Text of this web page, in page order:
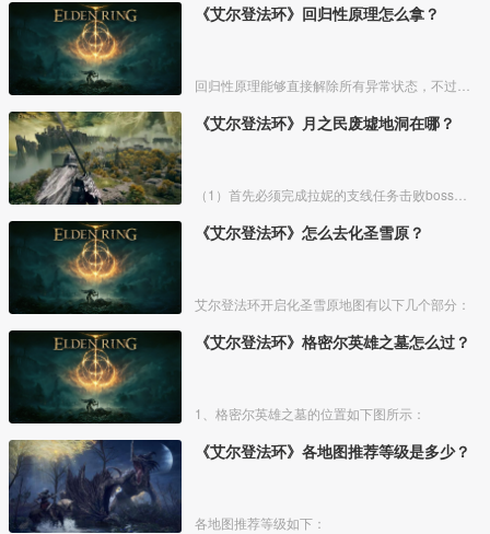
《艾尔登法环》回归性原理怎么拿？
《艾尔登法环》月之民废墟地洞在哪？
《艾尔登法环》怎么去化圣雪原？
艾尔登法环开启化圣雪原地图有以下几个部分：
《艾尔登法环》格密尔英雄之墓怎么过？
1、格密尔英雄之墓的位置如下图所示：
《艾尔登法环》各地图推荐等级是多少？
各地图推荐等级如下：